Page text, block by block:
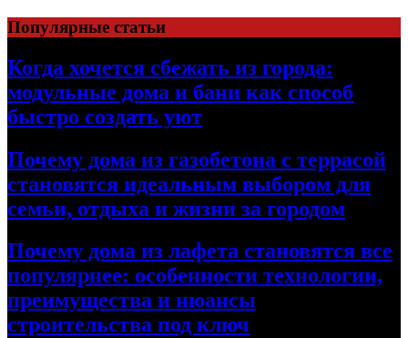
Перейти
к
содержимому
Популярные статьи
Когда хочется сбежать из города:
модульные дома и бани как способ
быстро создать уют
Почему дома из газобетона с террасой
становятся идеальным выбором для
семьи, отдыха и жизни за городом
Почему дома из лафета становятся все
популярнее: особенности технологии,
преимущества и нюансы
строительства под ключ